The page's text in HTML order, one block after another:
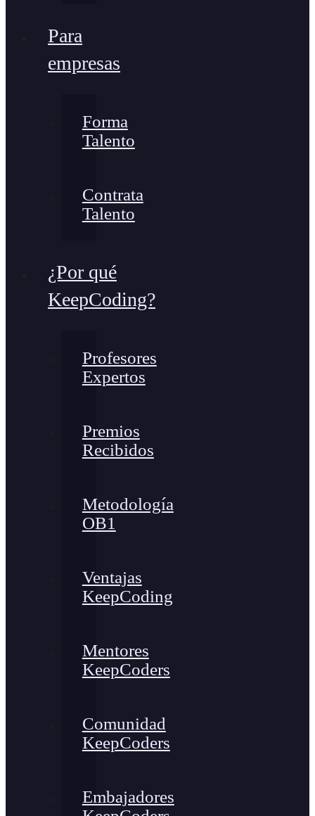
Para
empresas
Forma
Talento
Contrata
Talento
¿Por qué
KeepCoding?
Profesores
Expertos
Premios
Recibidos
Metodología
OB1
Ventajas
KeepCoding
Mentores
KeepCoders
Comunidad
KeepCoders
Embajadores